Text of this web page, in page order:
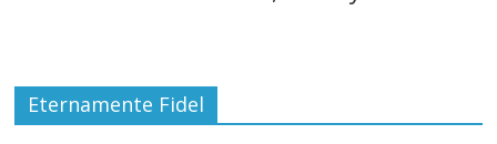
Eternamente Fidel